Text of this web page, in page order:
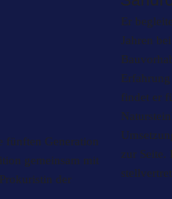
fünften Generation
gemeinsam mit
der
Er
Jahren
findet er
zur Seite.